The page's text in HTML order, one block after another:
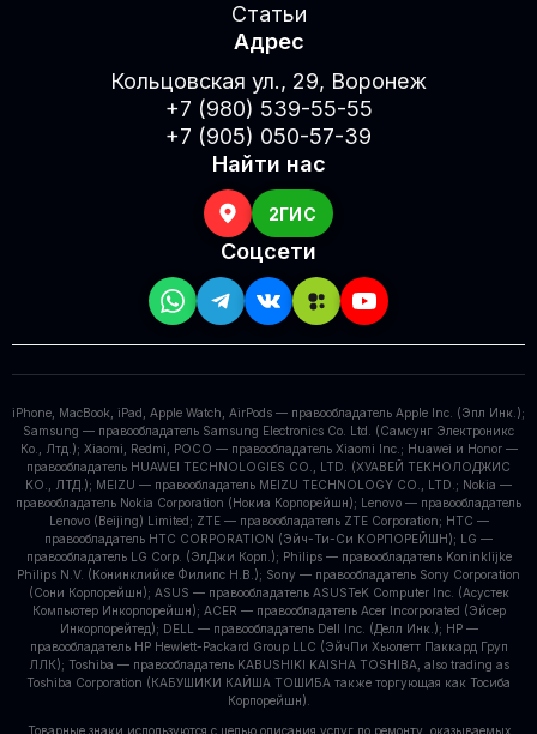
Статьи
Адрес
Кольцовская ул., 29, Воронеж
+7 (980) 539-55-55
+7 (905) 050-57-39
Найти нас
2ГИС
Соцсети
iPhone, MacBook, iPad, Apple Watch, AirPods — правообладатель Apple Inc. (Эпл Инк.);
Samsung — правообладатель Samsung Electronics Co. Ltd. (Самсунг Электроникс
Ко., Лтд.); Xiaomi, Redmi, POCO — правообладатель Xiaomi Inc.; Huawei и Honor —
правообладатель HUAWEI TECHNOLOGIES CO., LTD. (ХУАВЕЙ ТЕКНОЛОДЖИС
КО., ЛТД.); MEIZU — правообладатель MEIZU TECHNOLOGY CO., LTD.; Nokia —
правообладатель Nokia Corporation (Нокиа Корпорейшн); Lenovo — правообладатель
Lenovo (Beijing) Limited; ZTE — правообладатель ZTE Corporation; HTC —
правообладатель HTC CORPORATION (Эйч-Ти-Си КОРПОРЕЙШН); LG —
правообладатель LG Corp. (ЭлДжи Корп.); Philips — правообладатель Koninklijke
Philips N.V. (Конинклийке Филипс Н.В.); Sony — правообладатель Sony Corporation
(Сони Корпорейшн); ASUS — правообладатель ASUSTeK Computer Inc. (Асустек
Компьютер Инкорпорейшн); ACER — правообладатель Acer Incorporated (Эйсер
Инкорпорейтед); DELL — правообладатель Dell Inc. (Делл Инк.); HP —
правообладатель HP Hewlett-Packard Group LLC (ЭйчПи Хьюлетт Паккард Груп
ЛЛК); Toshiba — правообладатель KABUSHIKI KAISHA TOSHIBA, also trading as
Toshiba Corporation (КАБУШИКИ КАЙША ТОШИБА также торгующая как Тосиба
Корпорейшн).
Товарные знаки используются с целью описания услуг по ремонту, оказываемых